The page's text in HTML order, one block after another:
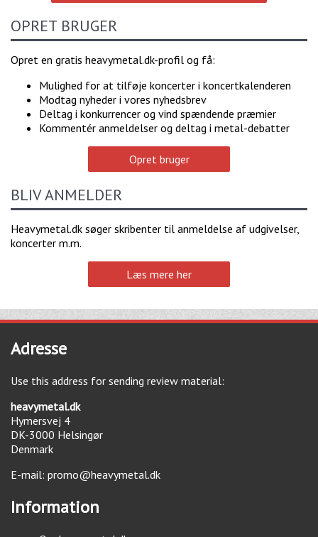
OPRET BRUGER
Opret en gratis heavymetal.dk-profil og få:
Mulighed for at tilføje koncerter i koncertkalenderen
Modtag nyheder i vores nyhedsbrev
Deltag i konkurrencer og vind spændende præmier
Kommentér anmeldelser og deltag i metal-debatter
Opret bruger
BLIV ANMELDER
Heavymetal.dk søger skribenter til anmeldelse af udgivelser,
koncerter m.m.
Læs mere her
Adresse
Use this address for sending review material:
heavymetal.dk
Hymersvej 4
DK-3000 Helsingør
Denmark
E-mail: promo@heavymetal.dk
Information